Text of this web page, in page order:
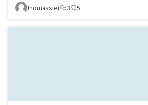
thomassier 3 5